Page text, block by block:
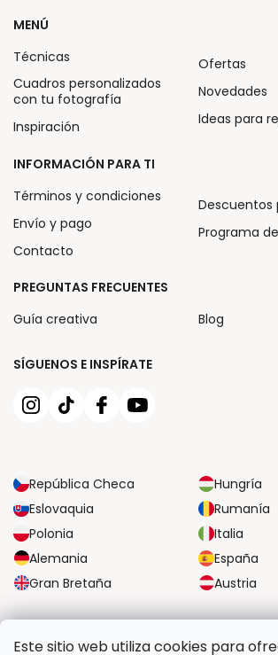
Este sitio web utiliza cookies para
SÍGUENOS E INSPÍRATE
República Checa
Hungría
Eslovaquia
Rumanía
Polonia
Italia
Alemania
España
Gran Bretaña
Austria
MENÚ
Técnicas
Cuadros personalizados
con tu fotografía
Inspiración
Ofertas
Novedades
Ideas para
INFORMACIÓN PARA TI
Términos y condiciones
Envío y pago
Contacto
Descuentos
Programa
PREGUNTAS FRECUENTES
Guía creativa
Blog